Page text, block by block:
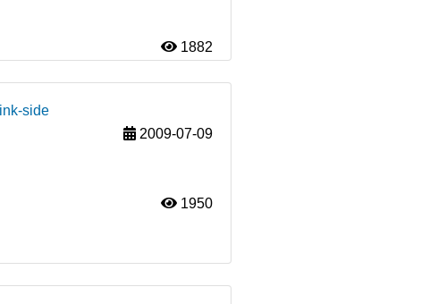
1882
side
2009-07-09
1950